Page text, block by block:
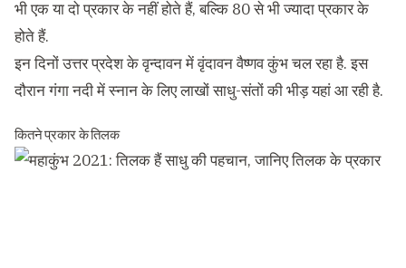
भी एक या दो प्रकार के नहीं होते हैं, बल्कि 80 से भी ज्यादा प्रकार के
होते हैं.
इन दिनों उत्तर प्रदेश के वृन्दावन में वृंदावन वैष्णव कुंभ चल रहा है. इस
दौरान गंगा नदी में स्नान के लिए लाखों साधु-संतों की भीड़ यहां आ रही है.
कितने प्रकार के तिलक